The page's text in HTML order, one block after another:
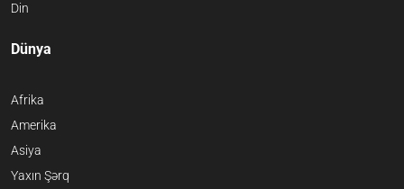
Din
Dünya
Afrika
Amerika
Asiya
Yaxın Şərq